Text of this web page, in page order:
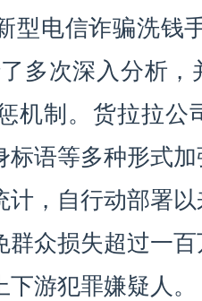
型电信诈骗洗
多次深入分析
机制。货拉拉公
标语等多种形式
，自行动部署
众损失超过一
游犯罪嫌疑人。